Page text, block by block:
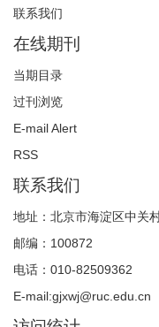
联系我们
在线期刊
当期目录
过刊浏览
E-mail Alert
RSS
联系我们
地址：北京市海淀区中关
邮编：100872
电话：010-82509362
E-mail:gjxwj@ruc.edu.cn